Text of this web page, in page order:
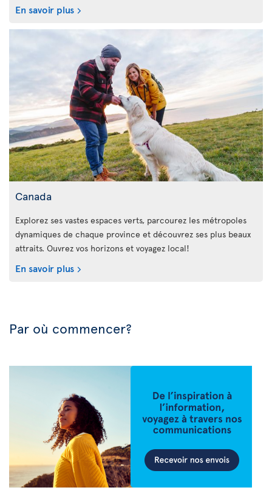
En savoir plus
Canada
Explorez ses vastes espaces verts, parcourez les métropoles
dynamiques de chaque province et découvrez ses plus beaux
attraits. Ouvrez vos horizons et voyagez local!
En savoir plus
Par où commencer?